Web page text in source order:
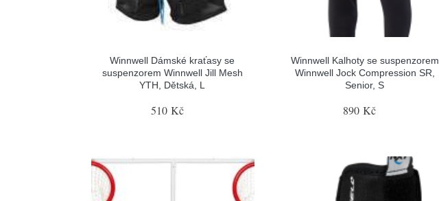
Winnwell Dámské kraťasy se
suspenzorem Winnwell Jill Mesh
YTH, Dětská, L
510 Kč
Winnwell Kalhoty se suspenzorem
Winnwell Jock Compression SR,
Senior, S
890 Kč